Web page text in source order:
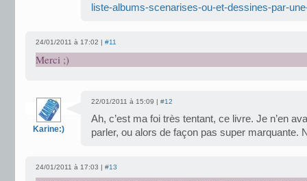
liste-albums-scenarises-ou-et-dessines-par-
24/01/2011 à 17:02 | #11
Merci ;)
Karine:)
22/01/2011 à 15:09 | #12
Ah, c’est ma foi très tentant, ce livre. Je n’en
parler, ou alors de façon pas super marquante.
24/01/2011 à 17:03 | #13